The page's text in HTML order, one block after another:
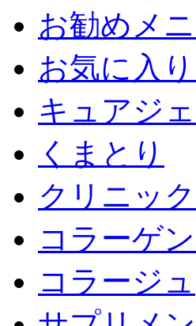
お勧めメ
お気に入
キュアジ
くまとり
クリニッ
コラーゲ
コラージュ